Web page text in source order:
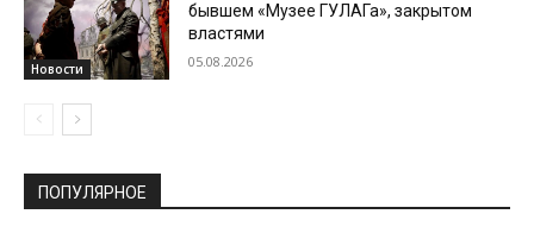
Новости
бывшем «Музее ГУЛАГа», закрытом
властями
05.08.2026
ПОПУЛЯРНОЕ